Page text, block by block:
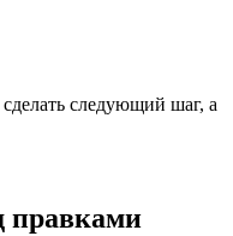
следующий шаг, а
правками